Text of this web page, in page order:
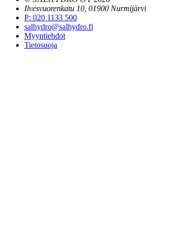
Ilvesvuorenkatu 10, 01900 Nurmijärvi
P: 020 1133 500
salhydro@salhydro.fi
Myyntiehdot
Tietosuoja